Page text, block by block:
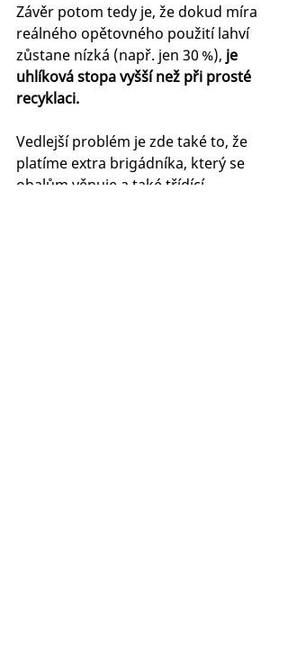
Závěr potom tedy je, že dokud míra
reálného opětovného použití lahví
zůstane nízká (např. jen 30 %), je
uhlíková stopa vyšší než při prosté
recyklaci.
Vedlejší problém je zde také to, že
platíme extra brigádníka, který se
obalům věnuje a také třídící